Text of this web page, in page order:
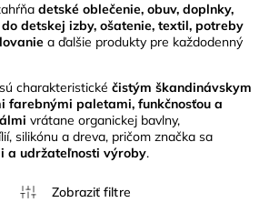
detské oblečenie, obuv, doplnky,
detskej izby, ošatenie, textil, potreby
a ďalšie produkty pre každodenný
charakteristické čistým škandinávskym
farebnými paletami, funkčnosťou a
vrátane organickej bavlny,
silikónu a dreva, pričom značka sa
a udržateľnosti výroby.